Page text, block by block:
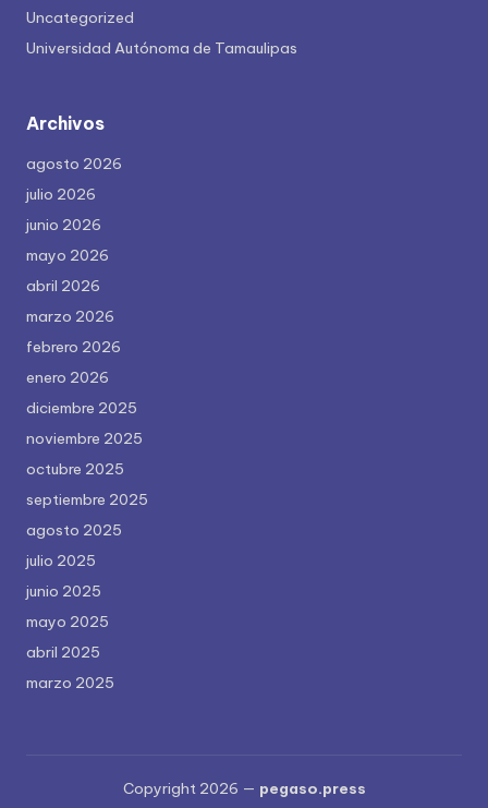
Uncategorized
Universidad Autónoma de Tamaulipas
Archivos
agosto 2026
julio 2026
junio 2026
mayo 2026
abril 2026
marzo 2026
febrero 2026
enero 2026
diciembre 2025
noviembre 2025
octubre 2025
septiembre 2025
agosto 2025
julio 2025
junio 2025
mayo 2025
abril 2025
marzo 2025
Copyright 2026 — pegaso.press